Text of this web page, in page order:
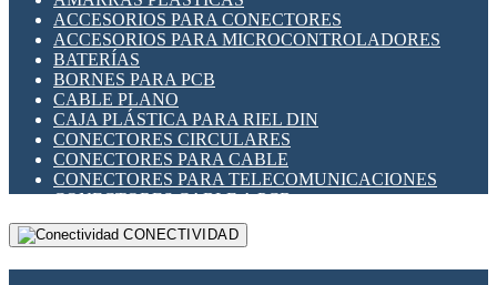
INDICADORES PARA PANEL
INTERFACES DE RELÉ
INTERRUPTORES FIN DE CARRERA
LLAVES CONMUTADORAS
MEDIDORES DE ENERGÍA Y TC'S DE CORRIENTE
MOTORES PASO A PASO
PANTALLAS HMI
PLC -CONTROLADORES LÓGICO PROGRAMABLES
PROGRAMADORES DE HORARIO
RELÉS DE PROTECCIÓN
SENSORES CAPACITIVOS
ACCESORIOS PARA CONECTORES
ACCESORIOS PARA MICROCONTROLADORES
BATERÍAS
BORNES PARA PCB
CABLE PLANO
CAJA PLÁSTICA PARA RIEL DIN
CONECTORES CIRCULARES
CONECTORES PARA CABLE
CONECTORES PARA TELECOMUNICACIONES
CONECTORES CABLE A PCB
CONECTORES PCB A CABLE
DIP SWITCHESCONECTIVIDAD